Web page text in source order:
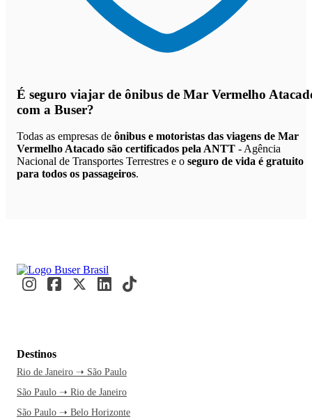
É seguro viajar de ônibus de Mar Vermelho
com a Buser?
Todas as empresas de ônibus e motoristas das viagens de Mar
Vermelho Atacado são certificados pela ANTT - Agência
Nacional de Transportes Terrestres e o seguro de vida é gratuito
para todos os passageiros.
Destinos
Rio de Janeiro ➝ São Paulo
São Paulo ➝ Rio de Janeiro
São Paulo ➝ Belo Horizonte